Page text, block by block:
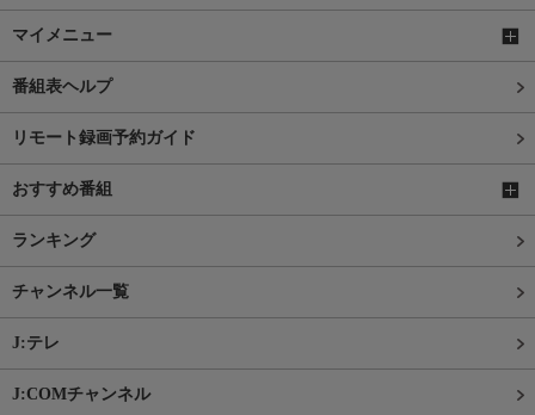
マイメニュー
番組表ヘルプ
リモート録画予約ガイド
おすすめ番組
ランキング
チャンネル一覧
J:テレ
J:COMチャンネル